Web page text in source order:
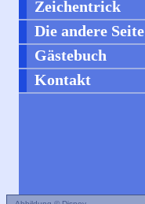
Zeichentrick
Die andere Seite
Gästebuch
Kontakt